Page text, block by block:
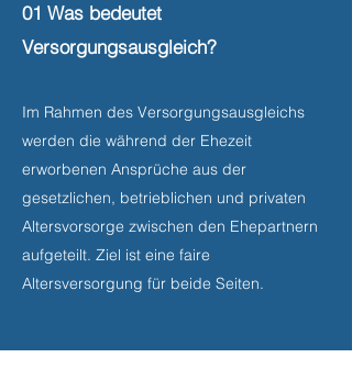
01 Was bedeutet
Versorgungsausgleich?
Im Rahmen des Versorgungsausgleichs
werden die während der Ehezeit
erworbenen Ansprüche aus der
gesetzlichen, betrieblichen und privaten
Altersvorsorge zwischen den Ehepartnern
aufgeteilt. Ziel ist eine faire
Altersversorgung für beide Seiten.